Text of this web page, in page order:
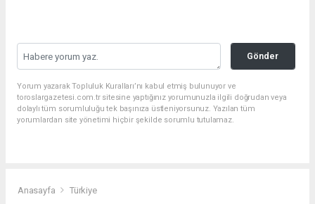
Gönder
Yorum yazarak Topluluk Kuralları’nı kabul etmiş bulunuyor ve
toroslargazetesi.com.tr sitesine yaptığınız yorumunuzla ilgili doğrudan veya
dolaylı tüm sorumluluğu tek başınıza üstleniyorsunuz. Yazılan tüm
yorumlardan site yönetimi hiçbir şekilde sorumlu tutulamaz.
Anasayfa Türkiye